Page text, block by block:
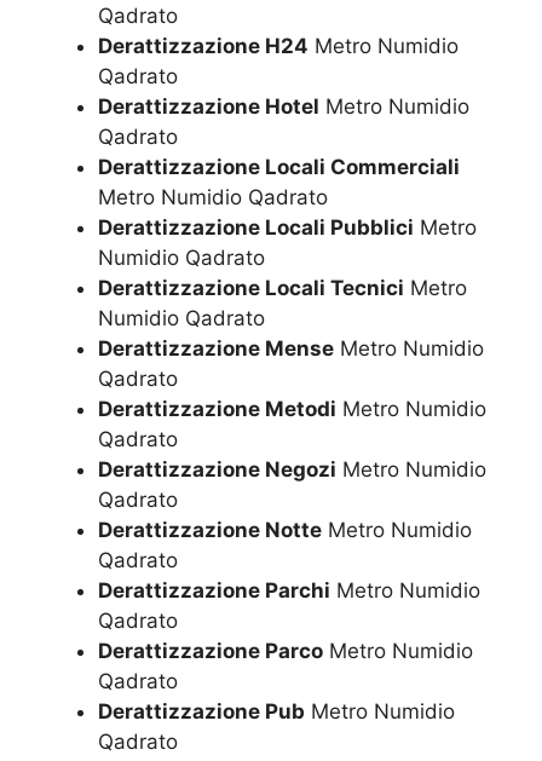
Qadrato
Derattizzazione H24 Metro Numidio
Qadrato
Derattizzazione Hotel Metro Numidio
Qadrato
Derattizzazione Locali Commerciali
Metro Numidio Qadrato
Derattizzazione Locali Pubblici Metro
Numidio Qadrato
Derattizzazione Locali Tecnici Metro
Numidio Qadrato
Derattizzazione Mense Metro Numidio
Qadrato
Derattizzazione Metodi Metro Numidio
Qadrato
Derattizzazione Negozi Metro Numidio
Qadrato
Derattizzazione Notte Metro Numidio
Qadrato
Derattizzazione Parchi Metro Numidio
Qadrato
Derattizzazione Parco Metro Numidio
Qadrato
Derattizzazione Pub Metro Numidio
Qadrato